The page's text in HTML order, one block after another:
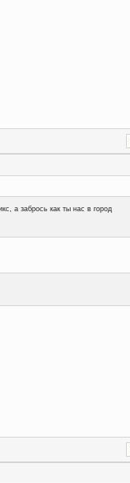
а забрось как ты нас в город